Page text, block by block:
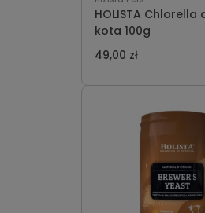
HOLISTA Chlorella
kota 100g
49,00 zł